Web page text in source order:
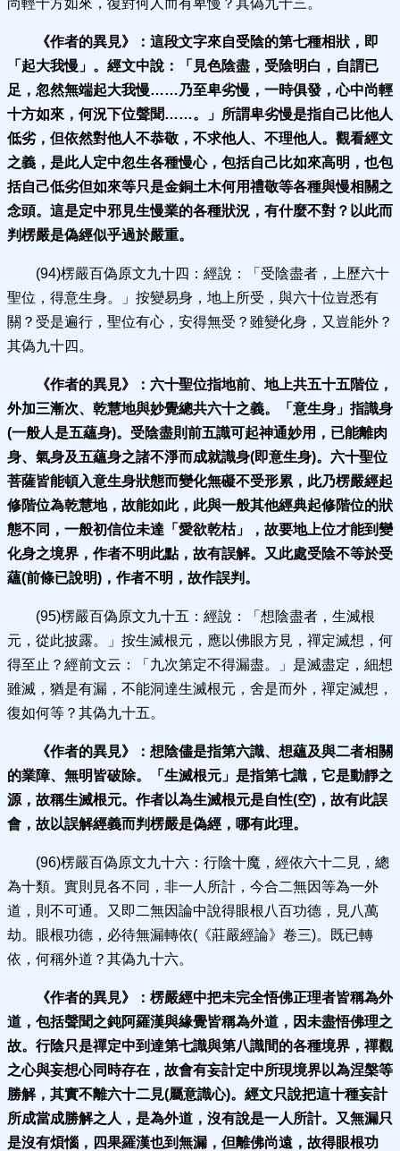
《作者的異見》： 這段文字來自受陰的第七種相狀，即
「起大我慢」。經文中說：「見色陰盡，受陰明白，自謂已
足，忽然無端起大我慢……乃至卑劣慢，一時俱發，心中尚輕
十方如來，何況下位聲聞……。」所謂卑劣慢是指自己比他人
低劣，但依然對他人不恭敬，不求他人、不理他人。觀看經文
之義，是此人定中忽生各種慢心，包括自己比如來高明，也包
括自己低劣但如來等只是金銅土木何用禮敬等各種與慢相關之
念頭。這是定中邪見生慢業的各種狀況，有什麼不對？以此而
判楞嚴是偽經似乎過於嚴重。
(94)楞嚴百偽原文九十四：經說：「受陰盡者，上歷六十
聖位，得意生身。」按變易身，地上所受，與六十位豈悉有
關？受是遍行，聖位有心，安得無受？雖變化身，又豈能外？
其偽九十四。
《作者的異見》： 六十聖位指地前、地上共五十五階位，
外加三漸次、乾慧地與妙覺總共六十之義。「意生身」指識身
(一般人是五蘊身)。受陰盡則前五識可起神通妙用，已能離肉
身、氣身及五蘊身之諸不淨而成就識身(即意生身)。六十聖位
菩薩皆能頓入意生身狀態而變化無礙不受形累，此乃楞嚴經起
修階位為乾慧地，故能如此，此與一般其他經典起修階位的狀
態不同，一般初信位未達「愛欲乾枯」，故要地上位才能到變
化身之境界，作者不明此點，故有誤解。又此處受陰不等於受
蘊(前條已說明)，作者不明，故作誤判。
(95)楞嚴百偽原文九十五：經說：「想陰盡者，生滅根
元，從此披露。」按生滅根元，應以佛眼方見，禪定滅想，何
得至止？經前文云：「九次第定不得漏盡。」是滅盡定，細想
雖滅，猶是有漏，不能洞達生滅根元，舍是而外，禪定滅想，
復如何等？其偽九十五。
《作者的異見》： 想陰儘是指第六識、想蘊及與二者相關
的業障、無明皆破除。「生滅根元」是指第七識，它是動靜之
源，故稱生滅根元。作者以為生滅根元是自性(空)，故有此誤
會，故以誤解經義而判楞嚴是偽經，哪有此理。
(96)楞嚴百偽原文九十六：行陰十魔，經依六十二見，總
為十類。實則見各不同，非一人所計，今合二無因等為一外
道，則不可通。又即二無因論中說得眼根八百功德，見八萬
劫。眼根功德，必待無漏轉依(《莊嚴經論》卷三)。既已轉
依，何稱外道？其偽九十六。
《作者的異見》： 楞嚴經中把未完全悟佛正理者皆稱為外
道，包括聲聞之鈍阿羅漢與緣覺皆稱為外道，因未盡悟佛理之
故。行陰只是禪定中到達第七識與第八識間的各種境界，禪觀
之心與妄想心同時存在，故會有妄計定中所現境界以為涅槃等
勝解，其實不離六十二見(屬意識心)。經文只說把這十種妄計
所成當成勝解之人，是為外道，沒有說是一人所計。又無漏只
是沒有煩惱，四果羅漢也到無漏，但離佛尚遠，故得眼根功